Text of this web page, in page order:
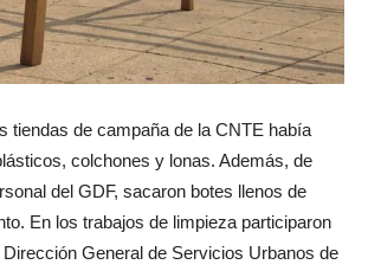
tiendas de campaña de la CNTE había
colchones y lonas. Además, de
del GDF, sacaron botes llenos de
En los trabajos de limpieza participaron
General de Servicios Urbanos de